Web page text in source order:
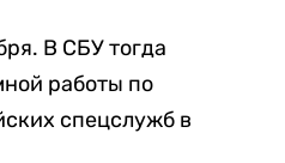
В СБУ тогда
работы по
спецслужб в